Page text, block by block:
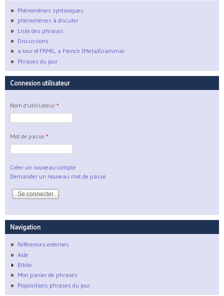
Phénomènes syntaxiques
phénomènes à discuter
Liste des phrases
Discussions
a tour of FRMG, a French (Meta)Grammar
Phrases du jour
Connexion utilisateur
Nom d'utilisateur *
Mot de passe *
Créer un nouveau compte
Demander un nouveau mot de passe
Navigation
Références externes
Aide
Biblio
Mon panier de phrases
Propositions phrases du jour